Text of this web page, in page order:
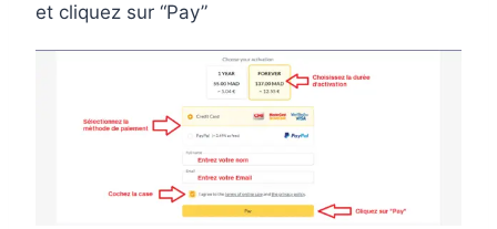
et cliquez sur “Pay”